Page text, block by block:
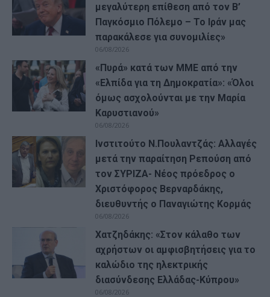
μεγαλύτερη επίθεση από τον Β’
Παγκόσμιο Πόλεμο – Το Ιράν μας
παρακάλεσε για συνομιλίες»
06/08/2026
«Πυρά» κατά των ΜΜΕ από την
«Ελπίδα για τη Δημοκρατία»: «Όλοι
όμως ασχολούνται με την Μαρία
Καρυστιανού»
06/08/2026
Ινστιτούτο Ν.Πουλαντζάς: Αλλαγές
μετά την παραίτηση Ρεπούση από
τον ΣΥΡΙΖΑ- Νέος πρόεδρος ο
Χριστόφορος Βερναρδάκης,
διευθυντής ο Παναγιώτης Κορμάς
06/08/2026
Χατζηδάκης: «Στον κάλαθο των
αχρήστων οι αμφισβητήσεις για το
καλώδιο της ηλεκτρικής
διασύνδεσης Ελλάδας-Κύπρου»
06/08/2026